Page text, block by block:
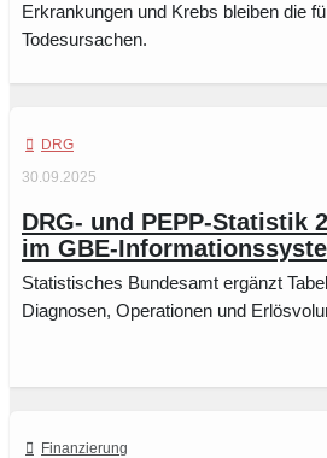
Erkrankungen und Krebs bleiben die
Todesursachen.
DRG
30.09.2025
DRG- und PEPP-Statistik
im GBE-
Statistisches Bundesamt ergänzt
Diagnosen, Operationen und
Finanzierung